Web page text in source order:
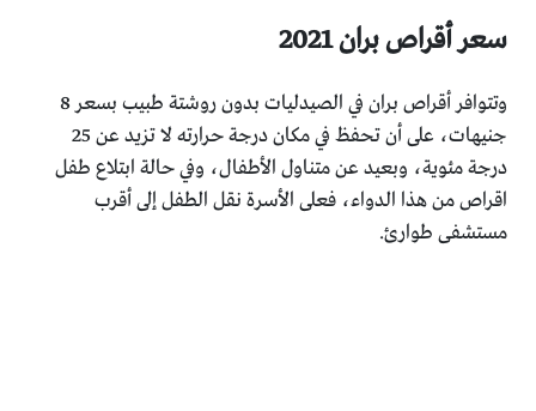
سعر أقراص بران 2021
وتتوافر أقراص بران في الصيدليات بدون روشتة طبيب بسعر 8
جنيهات، على أن تحفظ في مكان درجة حرارته لا تزيد عن 25
درجة مئوية، وبعيد عن متناول الأطفال، وفي حالة ابتلاع طفل
اقراص من هذا الدواء، فعلى الأسرة نقل الطفل إلى أقرب
مستشفى طوارئ.